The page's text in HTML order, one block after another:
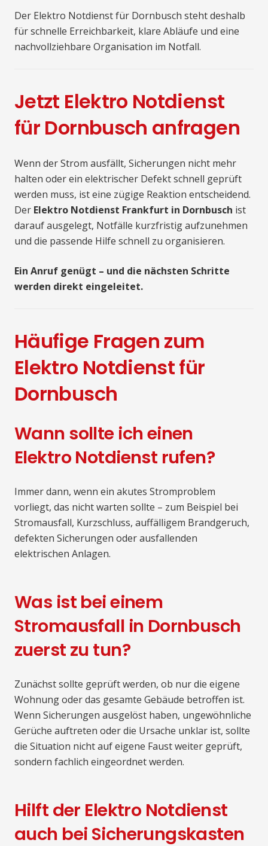
Der Elektro Notdienst für Dornbusch steht deshalb
für schnelle Erreichbarkeit, klare Abläufe und eine
nachvollziehbare Organisation im Notfall.
Jetzt Elektro Notdienst
für Dornbusch anfragen
Wenn der Strom ausfällt, Sicherungen nicht mehr
halten oder ein elektrischer Defekt schnell geprüft
werden muss, ist eine zügige Reaktion entscheidend.
Der Elektro Notdienst Frankfurt in Dornbusch ist
darauf ausgelegt, Notfälle kurzfristig aufzunehmen
und die passende Hilfe schnell zu organisieren.
Ein Anruf genügt – und die nächsten Schritte
werden direkt eingeleitet.
Häufige Fragen zum
Elektro Notdienst für
Dornbusch
Wann sollte ich einen
Elektro Notdienst rufen?
Immer dann, wenn ein akutes Stromproblem
vorliegt, das nicht warten sollte – zum Beispiel bei
Stromausfall, Kurzschluss, auffälligem Brandgeruch,
defekten Sicherungen oder ausfallenden
elektrischen Anlagen.
Was ist bei einem
Stromausfall in Dornbusch
zuerst zu tun?
Zunächst sollte geprüft werden, ob nur die eigene
Wohnung oder das gesamte Gebäude betroffen ist.
Wenn Sicherungen ausgelöst haben, ungewöhnliche
Gerüche auftreten oder die Ursache unklar ist, sollte
die Situation nicht auf eigene Faust weiter geprüft,
sondern fachlich eingeordnet werden.
Hilft der Elektro Notdienst
auch bei Sicherungskasten